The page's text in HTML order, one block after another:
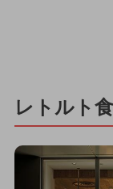
レトルト